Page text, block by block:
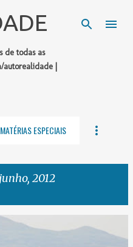
principal
de todas as
|
MATÉRIAS ESPECIAIS
2012